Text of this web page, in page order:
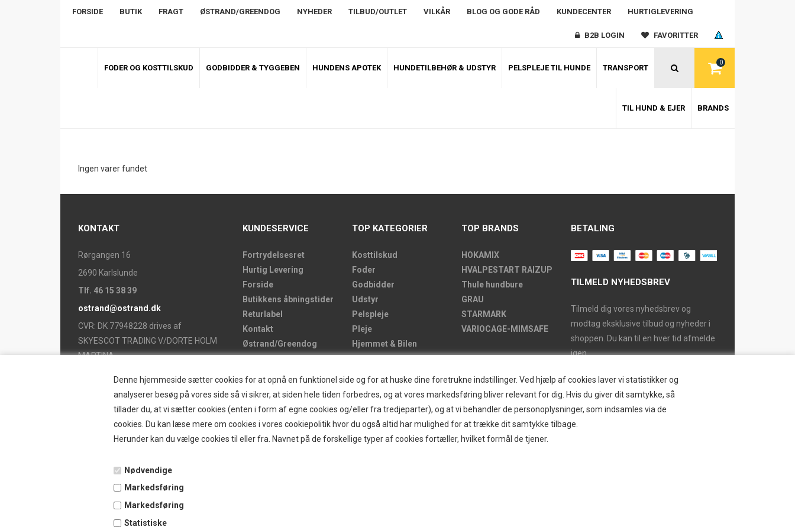
Denne hjemmeside sætter cookies for at opnå en funktionel side og for at huske dine foretrukne indstillinger. Ved hjælp af cookies laver vi statistikker og
analyserer besøg på vores side så vi sikrer, at siden hele tiden forbedres, og at vores markedsføring bliver relevant for dig. Hvis du giver dit samtykke, så
tillader du, at vi sætter cookies (enten i form af egne cookies og/eller fra tredjeparter), og at vi behandler de personoplysninger, som indsamles via de
cookies. Du kan læse mere om cookies i vores cookiepolitik hvor du også altid har mulighed for at trække dit samtykke tilbage.
Herunder kan du vælge cookies til eller fra. Navnet på de forskellige typer af cookies fortæller, hvilket formål de tjener.
Nødvendige
Markedsføring
Markedsføring
Statistiske
FORSIDE BUTIK FRAGT ØSTRAND/GREENDOG NYHEDER TILBUD/OUTLET VILKÅR BLOG OG GODE RÅD KUNDECENTER HURTIGLEVERING
B2B LOGIN FAVORITTER
0
FODER OG KOSTTILSKUD GODBIDDER & TYGGEBEN HUNDENS APOTEK HUNDETILBEHØR & UDSTYR PELSPLEJE TIL HUNDE TRANSPORT
TIL HUND & EJER BRANDS
Ingen varer fundet
KONTAKT
Rørgangen 16
2690 Karlslunde
Tlf. 46 15 38 39
ostrand@ostrand.dk
CVR: DK 77948228 drives af
SKYESCOT TRADING V/DORTE HOLM
MARTINA
KUNDESERVICE
Fortrydelsesret
Hurtig Levering
Forside
Butikkens åbningstider
Returlabel
Kontakt
Østrand/Greendog
TOP KATEGORIER
Kosttilskud
Foder
Godbidder
Udstyr
Pelspleje
Pleje
Hjemmet & Bilen
TOP BRANDS
HOKAMIX
HVALPESTART RAIZUP
Thule hundbure
GRAU
STARMARK
VARIOCAGE-MIMSAFE
BETALING
TILMELD NYHEDSBREV
Tilmeld dig vores nyhedsbrev og
modtag eksklusive tilbud og nyheder i
shoppen. Du kan til en hver tid afmelde
igen.